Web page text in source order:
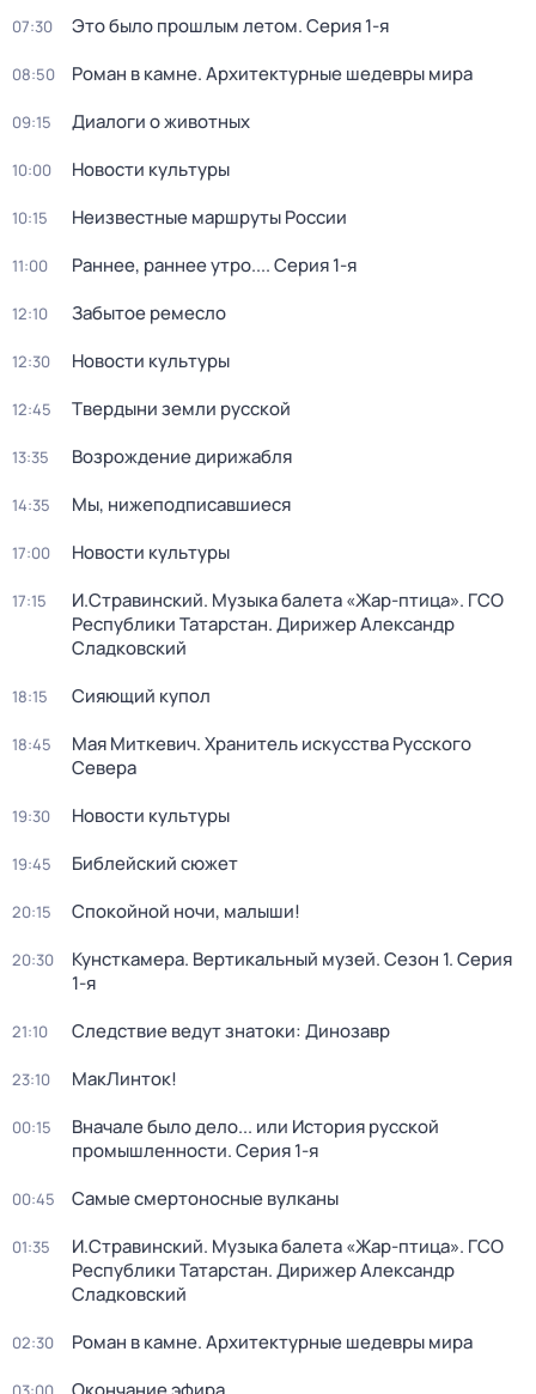
07:30 Это было прошлым летом. Серия 1-я
08:50 Роман в камне. Архитектурные шедевры мира
09:15 Диалоги о животных
10:00 Новости культуры
10:15 Неизвестные маршруты России
11:00 Раннее, раннее утро.... Серия 1-я
12:10 Забытое ремесло
12:30 Новости культуры
12:45 Твердыни земли русской
13:35 Возрождение дирижабля
14:35 Мы, нижеподписавшиеся
17:00 Новости культуры
17:15
И.Стравинский. Музыка балета «Жар-птица». ГСО
Республики Татарстан. Дирижер Александр
Сладковский
18:15 Сияющий купол
18:45
Мая Миткевич. Хранитель искусства Русского
Севера
19:30 Новости культуры
19:45 Библейский сюжет
20:15 Спокойной ночи, малыши!
20:30 Кунсткамера. Вертикальный музей. Сезон 1. Серия
1-я
21:10 Следствие ведут знатоки: Динозавр
23:10 МакЛинток!
00:15
Вначале было дело... или История русской
промышленности. Серия 1-я
00:45 Самые смертоносные вулканы
01:35
И.Стравинский. Музыка балета «Жар-птица». ГСО
Республики Татарстан. Дирижер Александр
Сладковский
02:30 Роман в камне. Архитектурные шедевры мира